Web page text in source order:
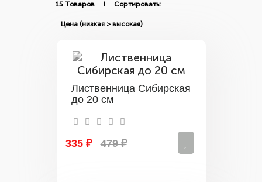
15 Товаров I Сортировать:
Лиственница Сибирская
до 20 см
335 ₽ 479 ₽